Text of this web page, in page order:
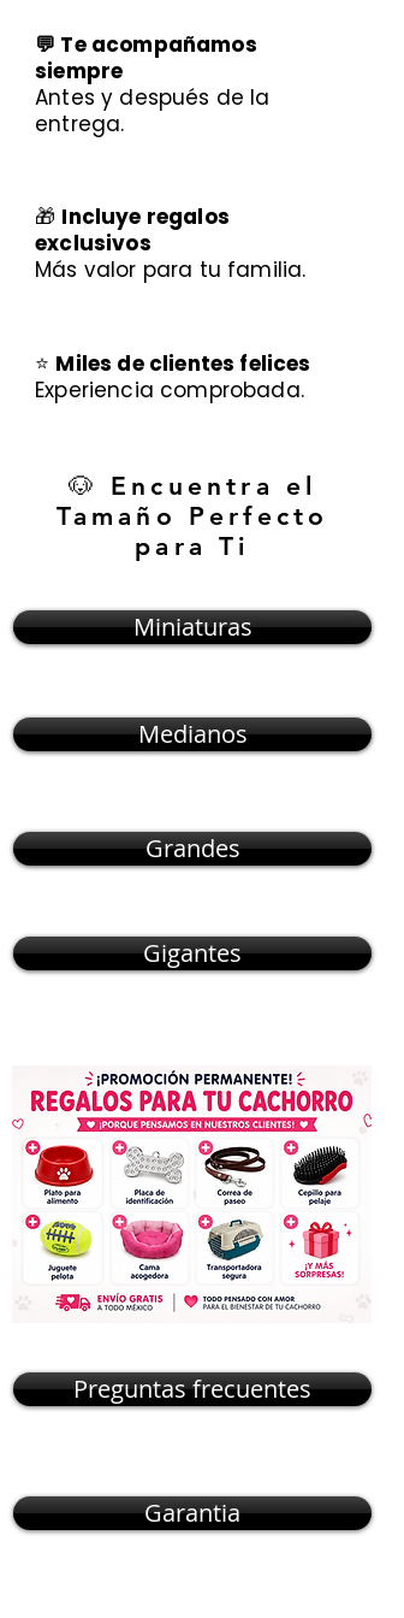
💬 Te acompañamos
siempre
Antes y después de la
entrega.
🎁 Incluye regalos
exclusivos
Más valor para tu familia.
⭐ Miles de clientes felices
Experiencia comprobada.
🐶 Encuentra el
Tamaño Perfecto
para Ti
Miniaturas
Medianos
Grandes
Gigantes
Preguntas frecuentes
Garantia